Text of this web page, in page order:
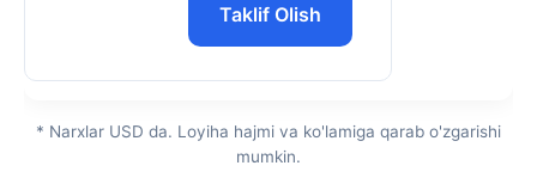
Taklif Olish
* Narxlar USD da. Loyiha hajmi va ko'lamiga qarab o'zgarishi
mumkin.